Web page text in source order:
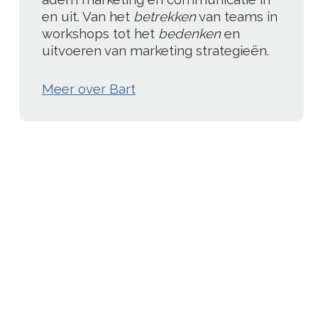
en uit. Van het betrekkenvan teams in
workshops tot het bedenkenen
uitvoeren van marketing strategieën.
Meer over Bart